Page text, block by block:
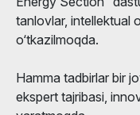
tanlovlar, intellektual
o‘tkazilmoqda.
Hamma tadbirlar bir
ekspert tajribasi,